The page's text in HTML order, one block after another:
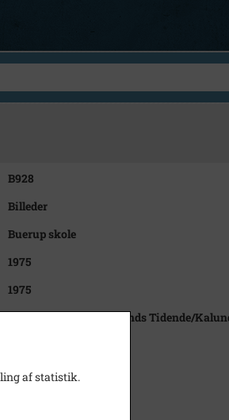
B928
Billeder
Buerup skole
1975
1975
Anker Pedersen, Sjællands Tidende/
af statistik.